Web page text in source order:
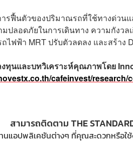
รฟื้นตัวของปริมาณรถที่ใช้ทางด่วนแ
ปลอดภัยในการเดินทาง ความกังว
ไฟฟ้า MRT ปรับตัวลดลง และสร้าง
ทุนและบทวิเคราะห์คุณภาพโดย
cafeinvest/
สามารถติดตาม THE
นแอปพลิเคชันต่างๆ ที่คุณสะดวกหรือใช้